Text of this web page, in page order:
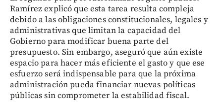
Ramírez explicó que esta tarea resulta compleja
debido a las obligaciones constitucionales, legales y
administrativas que limitan la capacidad del
Gobierno para modificar buena parte del
presupuesto. Sin embargo, aseguró que aún existe
espacio para hacer más eficiente el gasto y que ese
esfuerzo será indispensable para que la próxima
administración pueda financiar nuevas políticas
públicas sin comprometer la estabilidad fiscal.